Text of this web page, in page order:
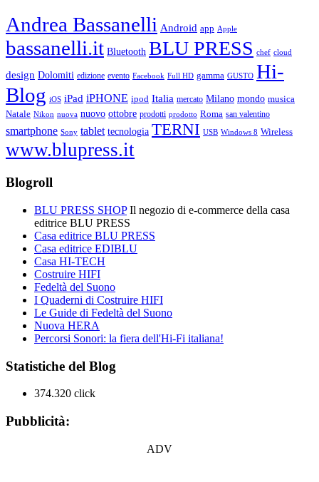
Andrea Bassanelli Android app Apple
bassanelli.it Bluetooth BLU PRESS chef cloud
design Dolomiti edizione evento Facebook Full HD gamma GUSTO Hi-
Blog iOS iPad iPHONE ipod Italia mercato Milano mondo musica
Natale Nikon nuova nuovo ottobre prodotti prodotto Roma san valentino
smartphone Sony tablet tecnologia TERNI USB Windows 8 Wireless
www.blupress.it
Blogroll
BLU PRESS SHOPIl negozio di e-commerce della casa
editrice BLU PRESS
Casa editrice BLU PRESS
Casa editrice EDIBLU
Casa HI-TECH
Costruire HIFI
Fedeltà del Suono
I Quaderni di Costruire HIFI
Le Guide di Fedeltà del Suono
Nuova HERA
Percorsi Sonori: la fiera dell'Hi-Fi italiana!
Statistiche del Blog
374.320 click
Pubblicità:
ADV